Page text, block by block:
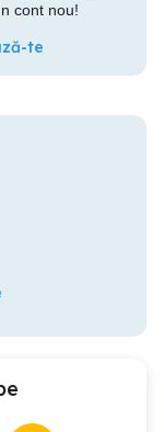
cont nou!
te